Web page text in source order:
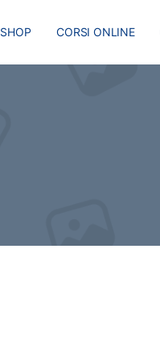
SHOP CORSI ONLINE